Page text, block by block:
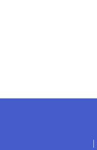
｜